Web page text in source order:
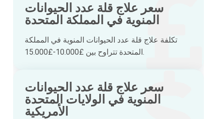
سعر علاج قلة عدد الحيوانات
المنوية في المملكة المتحدة
تكلفة علاج قلة عدد الحيوانات المنوية في المملكة
المتحدة تتراوح بين £10.000-£15.000.
سعر علاج قلة عدد الحيوانات
المنوية في الولايات المتحدة
الأمريكية